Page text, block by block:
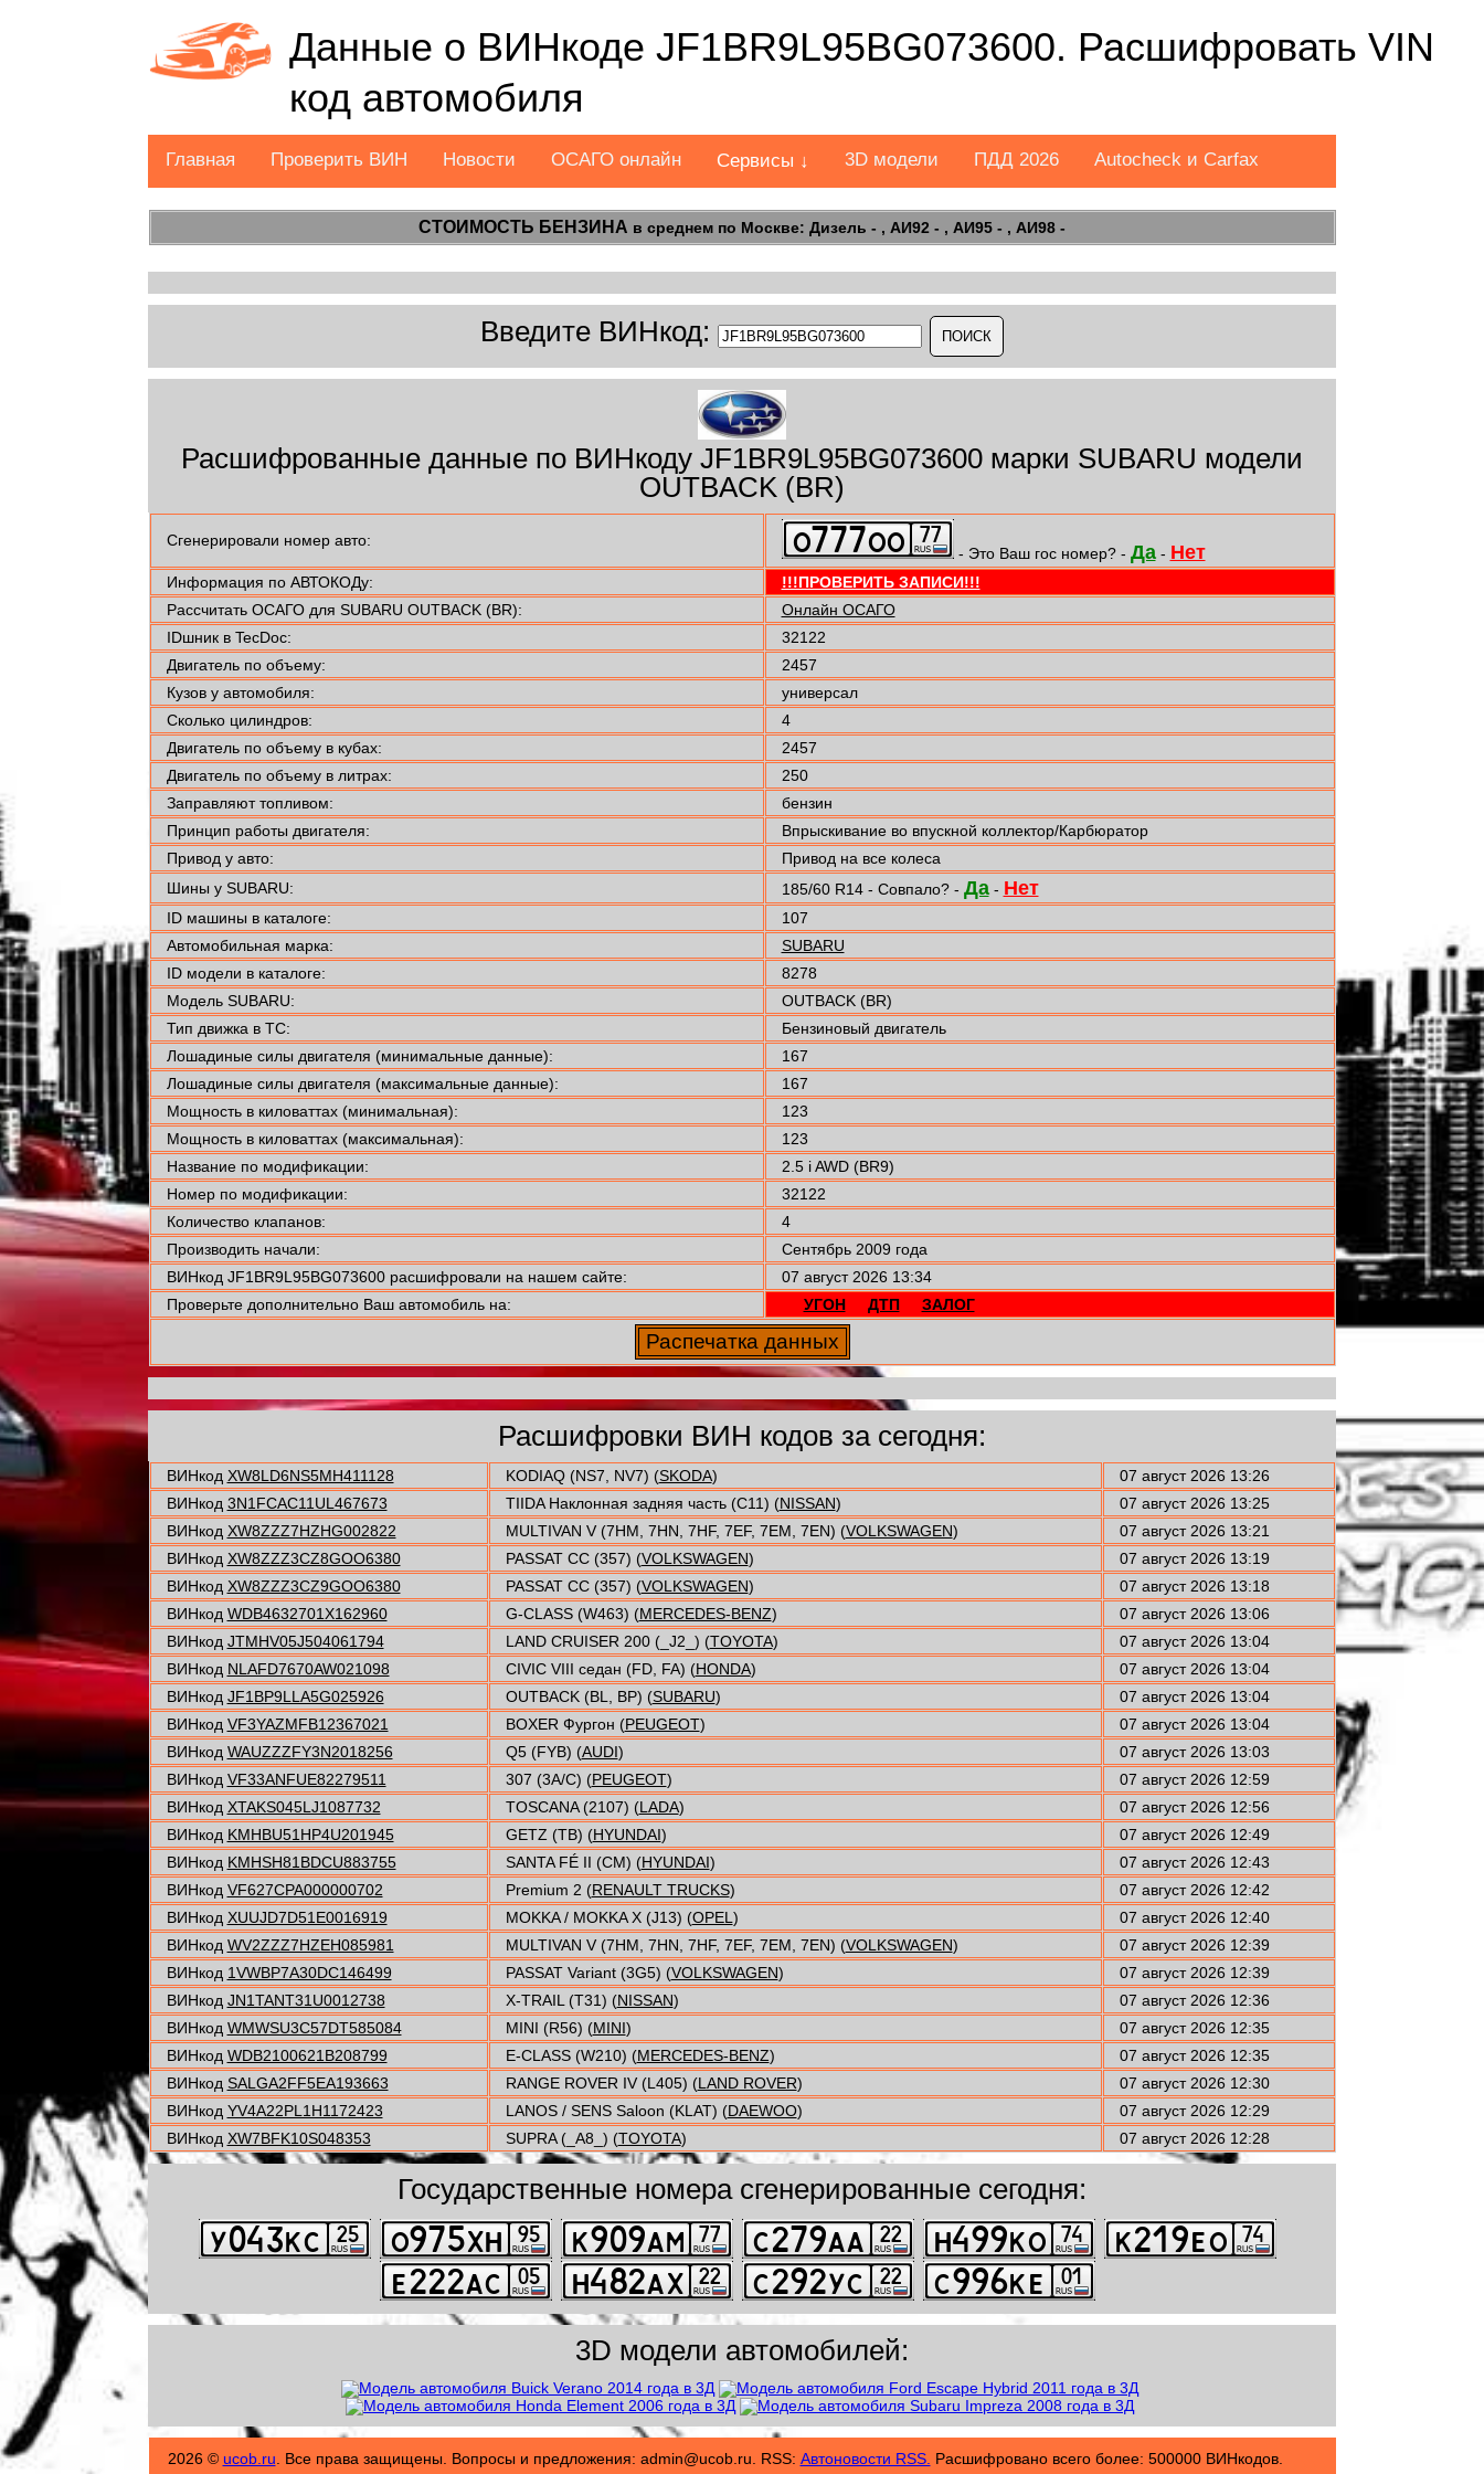
Данные о ВИНкоде JF1BR9L95BG073600. Расшифровать VIN
код автомобиля
Главная Проверить ВИН Новости ОСАГО онлайн Сервисы ↓ 3D модели ПДД 2026 Autocheck и Carfax
СТОИМОСТЬ БЕНЗИНА в среднем по Москве: Дизель - , АИ92 - , АИ95 - , АИ98 -
Введите ВИНкод:
Расшифрованные данные по ВИНкоду JF1BR9L95BG073600 марки SUBARU модели
OUTBACK (BR)
Сгенерировали номер авто:
- Это Ваш гос номер? - Да- Нет
Информация по АВТОКОДу:
!!!ПРОВЕРИТЬ ЗАПИСИ!!!
Рассчитать ОСАГО для SUBARU OUTBACK (BR):
Онлайн ОСАГО
IDшник в TecDoc:
32122
Двигатель по объему:
2457
Кузов у автомобиля:
универсал
Сколько цилиндров:
4
Двигатель по объему в кубах:
2457
Двигатель по объему в литрах:
250
Заправляют топливом:
бензин
Принцип работы двигателя:
Впрыскивание во впускной коллектор/Карбюратор
Привод у авто:
Привод на все колеса
Шины у SUBARU:
185/60 R14 - Совпало? - Да- Нет
ID машины в каталоге:
107
Автомобильная марка:
SUBARU
ID модели в каталоге:
8278
Модель SUBARU:
OUTBACK (BR)
Тип движка в ТС:
Бензиновый двигатель
Лошадиные силы двигателя (минимальные данные):
167
Лошадиные силы двигателя (максимальные данные):
167
Мощность в киловаттах (минимальная):
123
Мощность в киловаттах (максимальная):
123
Название по модификации:
2.5 i AWD (BR9)
Номер по модификации:
32122
Количество клапанов:
4
Производить начали:
Сентябрь 2009 года
ВИНкод JF1BR9L95BG073600 расшифровали на нашем сайте:
07 август 2026 13:34
Проверьте дополнительно Ваш автомобиль на:
УГОН ДТП ЗАЛОГ
Расшифровки ВИН кодов за сегодня:
ВИНкод XW8LD6NS5MH411128 KODIAQ (NS7, NV7) (SKODA)
07 август 2026 13:26
ВИНкод 3N1FCAC11UL467673 TIIDA Наклонная задняя часть (C11) (NISSAN)
07 август 2026 13:25
ВИНкод XW8ZZZ7HZHG002822 MULTIVAN V (7HM, 7HN, 7HF, 7EF, 7EM, 7EN) (VOLKSWAGEN)
07 август 2026 13:21
ВИНкод XW8ZZZ3CZ8GOO6380 PASSAT CC (357) (VOLKSWAGEN)
07 август 2026 13:19
ВИНкод XW8ZZZ3CZ9GOO6380 PASSAT CC (357) (VOLKSWAGEN)
07 август 2026 13:18
ВИНкод WDB4632701X162960 G-CLASS (W463) (MERCEDES-BENZ)
07 август 2026 13:06
ВИНкод JTMHV05J504061794 LAND CRUISER 200 (_J2_) (TOYOTA)
07 август 2026 13:04
ВИНкод NLAFD7670AW021098 CIVIC VIII седан (FD, FA) (HONDA)
07 август 2026 13:04
ВИНкод JF1BP9LLA5G025926 OUTBACK (BL, BP) (SUBARU)
07 август 2026 13:04
ВИНкод VF3YAZMFB12367021 BOXER Фургон (PEUGEOT)
07 август 2026 13:04
ВИНкод WAUZZZFY3N2018256 Q5 (FYB) (AUDI)
07 август 2026 13:03
ВИНкод VF33ANFUE82279511 307 (3A/C) (PEUGEOT)
07 август 2026 12:59
ВИНкод XTAKS045LJ1087732 TOSCANA (2107) (LADA)
07 август 2026 12:56
ВИНкод KMHBU51HP4U201945 GETZ (TB) (HYUNDAI)
07 август 2026 12:49
ВИНкод KMHSH81BDCU883755 SANTA FÉ II (CM) (HYUNDAI)
07 август 2026 12:43
ВИНкод VF627CPA000000702 Premium 2 (RENAULT TRUCKS)
07 август 2026 12:42
ВИНкод XUUJD7D51E0016919 MOKKA / MOKKA X (J13) (OPEL )
07 август 2026 12:40
ВИНкод WV2ZZZ7HZEH085981 MULTIVAN V (7HM, 7HN, 7HF, 7EF, 7EM, 7EN) (VOLKSWAGEN)
07 август 2026 12:39
ВИНкод 1VWBP7A30DC146499 PASSAT Variant (3G5) (VOLKSWAGEN)
07 август 2026 12:39
ВИНкод JN1TANT31U0012738 X-TRAIL (T31) (NISSAN)
07 август 2026 12:36
ВИНкод WMWSU3C57DT585084 MINI (R56) (MINI)
07 август 2026 12:35
ВИНкод WDB2100621B208799 E-CLASS (W210) (MERCEDES-BENZ)
07 август 2026 12:35
ВИНкод SALGA2FF5EA193663 RANGE ROVER IV (L405) (LAND ROVER)
07 август 2026 12:30
ВИНкод YV4A22PL1H1172423 LANOS / SENS Saloon (KLAT) (DAEWOO)
07 август 2026 12:29
ВИНкод XW7BFK10S048353 SUPRA (_A8_) (TOYOTA) 07 август 2026 12:28
Государственные номера сгенерированные сегодня:
3D модели автомобилей:
2026 © ucob.ru . Все права защищены. Вопросы и предложения: admin@ucob.ru. RSS: Автоновости RSS. Расшифровано всего более: 500000 ВИНкодов.